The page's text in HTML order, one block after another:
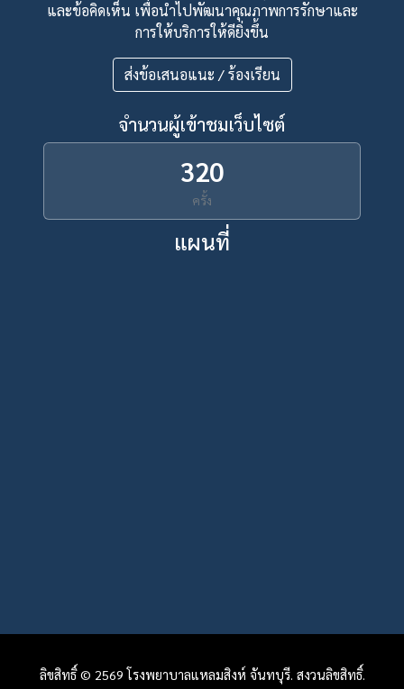
และข้อคิดเห็น เพื่อนำไปพัฒนาคุณภาพการรักษาและ
การให้บริการให้ดียิ่งขึ้น
ส่งข้อเสนอแนะ / ร้องเรียน
จำนวนผู้เข้าชมเว็บไซต์
320
ครั้ง
แผนที่
ลิขสิทธิ์ © 2569 โรงพยาบาลแหลมสิงห์ จันทบุรี. สงวนลิขสิทธิ์.